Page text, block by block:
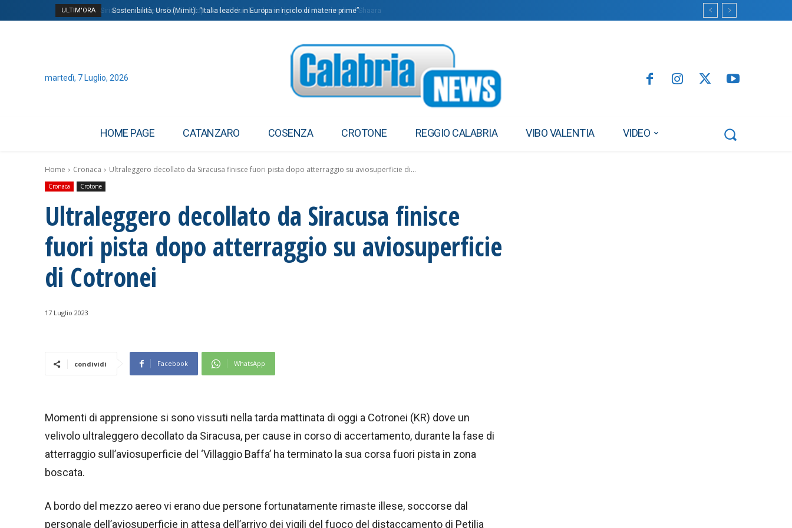
ULTIM'ORA Siria, transizione e sfide del dopo-Assad: due bombe nel giorno di Macron da al-Shaara
Sostenibilità, Urso (Mimit): “Italia leader in Europa in riciclo di materie prime”
martedì, 7 Luglio, 2026
HOME PAGE CATANZARO COSENZA CROTONE REGGIO CALABRIA VIBO VALENTIA VIDEO
Home Cronaca Ultraleggero decollato da Siracusa finisce fuori pista dopo atterraggio su aviosuperficie di...
Cronaca Crotone
Ultraleggero decollato da Siracusa finisce
fuori pista dopo atterraggio su aviosuperficie
di Cotronei
17 Luglio 2023
condividi Facebook WhatsApp
Momenti di apprensione si sono vissuti nella tarda mattinata di oggi a Cotronei (KR) dove un
velivolo ultraleggero decollato da Siracusa, per cause in corso di accertamento, durante la fase di
atterraggio sull’aviosuperficie del ‘Villaggio Baffa’ ha terminato la sua corsa fuori pista in zona
boscata.
A bordo del mezzo aereo vi erano due persone fortunatamente rimaste illese, soccorse dal
personale dell’aviosuperficie in attesa dell’arrivo dei vigili del fuoco del distaccamento di Petilia